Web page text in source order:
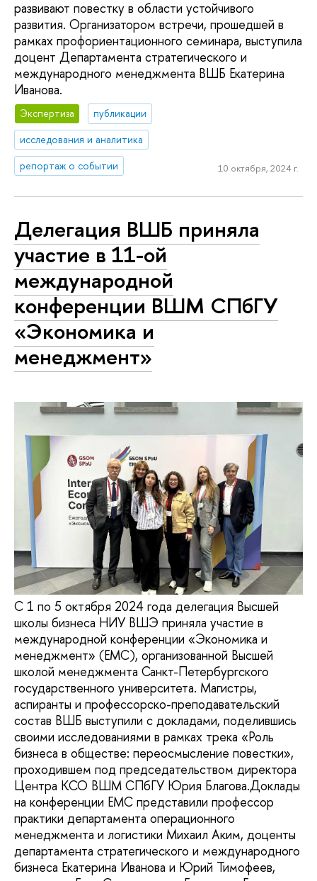
развивают повестку в области устойчивого
развития. Организатором встречи, прошедшей в
рамках профориентационного семинара, выступила
доцент Департамента стратегического и
международного менеджмента ВШБ Екатерина
Иванова.
Экспертиза
публикации
исследования и аналитика
репортаж о событии
10 октября, 2024 г.
Делегация ВШБ приняла
участие в 11-ой
международной
конференции ВШМ СПбГУ
«Экономика и
менеджмент»
С 1 по 5 октября 2024 года делегация Высшей
школы бизнеса НИУ ВШЭ приняла участие в
международной конференции «Экономика и
менеджмент» (EMC), организованной Высшей
школой менеджмента Санкт-Петербургского
государственного университета. Магистры,
аспиранты и профессорско-преподавательский
состав ВШБ выступили с докладами, поделившись
своими исследованиями в рамках трека «Роль
бизнеса в обществе: переосмысление повестки»,
проходившем под председательством директора
Центра КСО ВШМ СПбГУ Юрия Благова.Доклады
на конференции EMC представили профессор
практики департамента операционного
менеджмента и логистики Михаил Аким, доценты
департамента стратегического и международного
бизнеса Екатерина Иванова и Юрий Тимофеев,